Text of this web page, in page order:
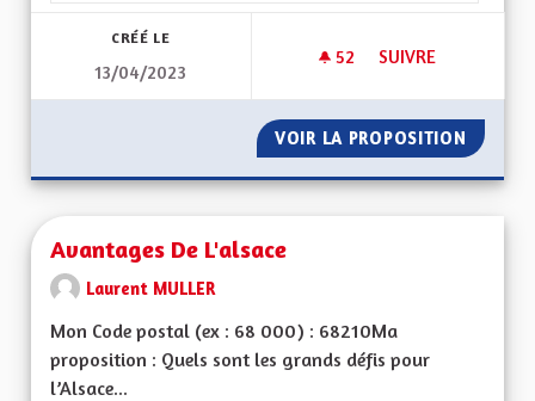
CRÉÉ LE
13/04/2023
52 52 ABONNÉS
SUIVRE
VOIR LA PROPOSITION MA
Avantages De L'alsace
Laurent MULLER
Mon Code postal (ex : 68 000) : 68210Ma
proposition : Quels sont les grands défis pour
l’Alsace...